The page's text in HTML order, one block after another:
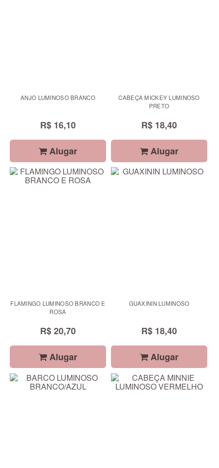
ANJO LUMINOSO BRANCO
R$ 16,10
Alugar
CABEÇA MICKEY LUMINOSO
PRETO
R$ 18,40
Alugar
FLAMINGO LUMINOSO BRANCO E
ROSA
R$ 20,70
Alugar
GUAXININ LUMINOSO
R$ 18,40
Alugar